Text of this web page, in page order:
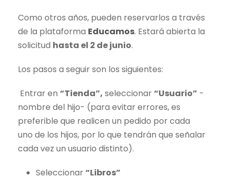
Como otros años, pueden reservarlos a través
de la plataforma Educamos. Estará abierta la
solicitud hasta el 2 de junio.
Los pasos a seguir son los siguientes:
Entrar en “Tienda”, seleccionar“Usuario” -
nombre del hijo- (para evitar errores, es
preferible que realicen un pedido por cada
uno de los hijos, por lo que tendrán que señalar
cada vez un usuario distinto).
Seleccionar“Libros”